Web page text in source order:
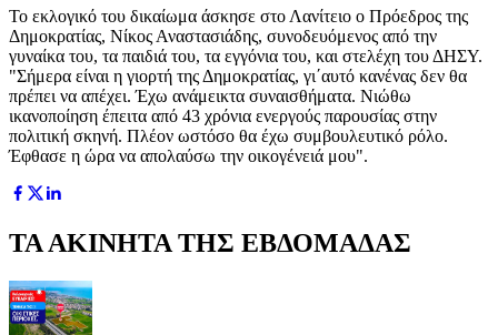
Το εκλογικό του δικαίωμα άσκησε στο Λανίτειο ο Πρόεδρος της
Δημοκρατίας, Νίκος Αναστασιάδης, συνοδευόμενος από την
γυναίκα του, τα παιδιά του, τα εγγόνια του, και στελέχη του ΔΗΣΥ.
"Σήμερα είναι η γιορτή της Δημοκρατίας, γι΄αυτό κανένας δεν θα
πρέπει να απέχει. Έχω ανάμεικτα συναισθήματα. Νιώθω
ικανοποίηση έπειτα από 43 χρόνια ενεργούς παρουσίας στην
πολιτική σκηνή. Πλέον ωστόσο θα έχω συμβουλευτικό ρόλο.
Έφθασε η ώρα να απολαύσω την οικογένειά μου".
ΤΑ ΑΚΙΝΗΤΑ ΤΗΣ ΕΒΔΟΜΑΔΑΣ